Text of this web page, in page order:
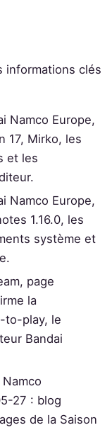
informations clés
Namco Europe,
17, Mirko, les
et les
Namco Europe,
1.16.0, les
système et
page
la
to-play, le
Bandai
27 : blog
de la Saison